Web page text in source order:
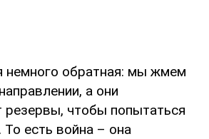
немного обратная: мы жмем
а они
чтобы попытаться
То есть война – она